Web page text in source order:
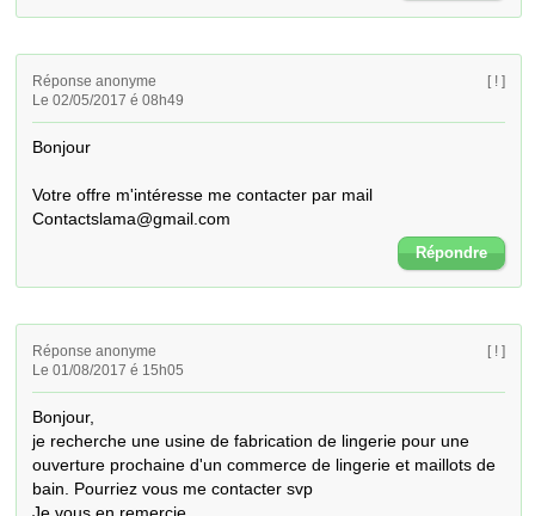
Réponse anonyme
Le 02/05/2017 é 08h49
[ ! ]
Bonjour
Votre offre m'intéresse me contacter par mail
Contactslama@gmail.com
Répondre
Réponse anonyme
Le 01/08/2017 é 15h05
[ ! ]
Bonjour,
je recherche une usine de fabrication de lingerie pour une
ouverture prochaine d'un commerce de lingerie et maillots de
bain. Pourriez vous me contacter svp